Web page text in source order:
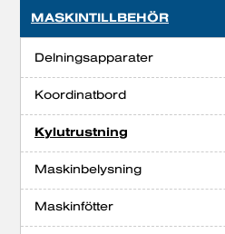
MASKINTILLBEHÖR
Delningsapparater
Koordinatbord
Kylutrustning
Maskinbelysning
Maskinfötter